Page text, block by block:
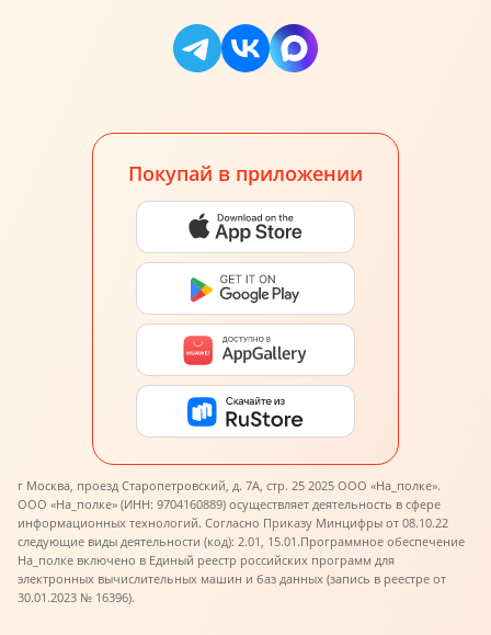
Покупай в приложении
г Москва, проезд Старопетровский, д. 7А, стр. 25 2025 ООО «На_полке».
ООО «На_полке» (ИНН: 9704160889) осуществляет деятельность в сфере
информационных технологий. Согласно Приказу Минцифры от 08.10.22
следующие виды деятельности (код): 2.01, 15.01.Программное обеспечение
На_полке включено в Единый реестр российских программ для
электронных вычислительных машин и баз данных (запись в реестре от
30.01.2023 № 16396).